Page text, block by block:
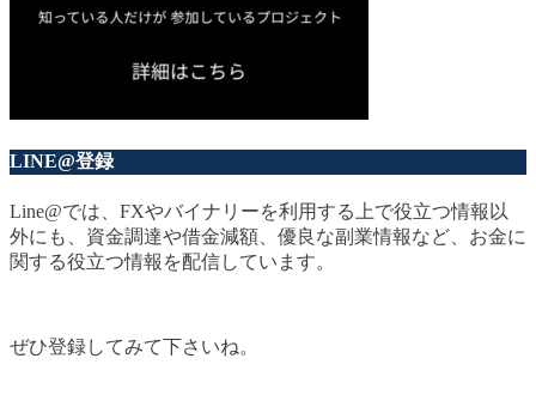
LINE@登録
Line@では、FXやバイナリーを利用する上で役立つ情報以
外にも、資金調達や借金減額、優良な副業情報など、お金に
関する役立つ情報を配信しています。
ぜひ登録してみて下さいね。